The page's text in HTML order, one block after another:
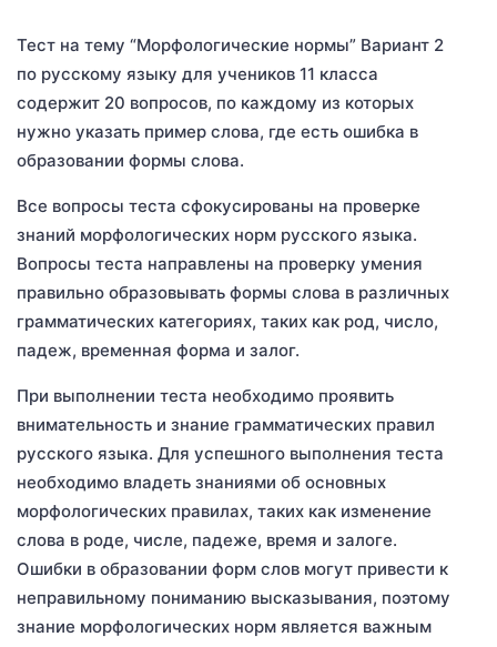
Тест на тему “Морфологические нормы” Вариант 2
по русскому языку для учеников 11 класса
содержит 20 вопросов, по каждому из которых
нужно указать пример слова, где есть ошибка в
образовании формы слова.
Все вопросы теста сфокусированы на проверке
знаний морфологических норм русского языка.
Вопросы теста направлены на проверку умения
правильно образовывать формы слова в различных
грамматических категориях, таких как род, число,
падеж, временная форма и залог.
При выполнении теста необходимо проявить
внимательность и знание грамматических правил
русского языка. Для успешного выполнения теста
необходимо владеть знаниями об основных
морфологических правилах, таких как изменение
слова в роде, числе, падеже, время и залоге.
Ошибки в образовании форм слов могут привести к
неправильному пониманию высказывания, поэтому
знание морфологических норм является важным